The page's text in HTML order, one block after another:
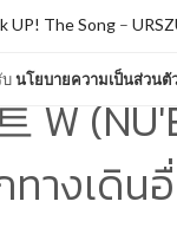
บนโยบายความเป็นส่วนตั
UP! The Song –
างเดิน